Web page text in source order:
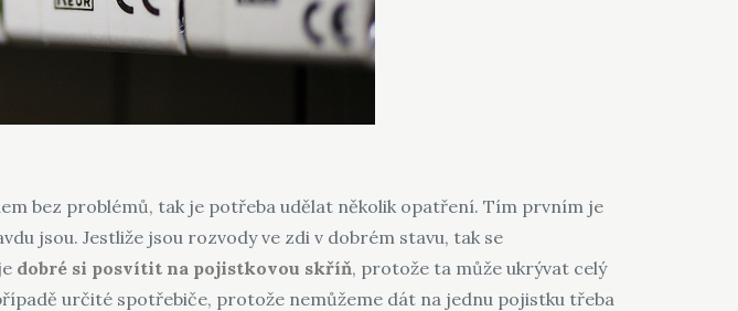
bez problémů, tak je potřeba udělat několik opatření. Tím prvním je
jsou. Jestliže jsou rozvody ve zdi v dobrém stavu, tak se
dobré si posvítit na pojistkovou skříň, protože ta může ukrývat celý
určité spotřebiče, protože nemůžeme dát na jednu pojistku třeba